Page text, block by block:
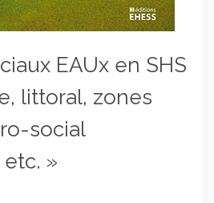
EAUx en SHS
littoral, zones
social
»